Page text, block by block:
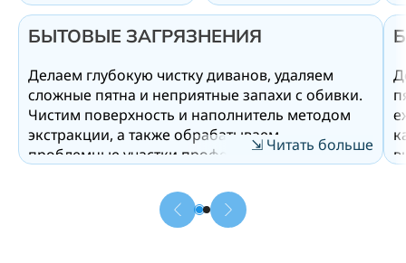
БЫТОВЫЕ ЗАГРЯЗНЕНИЯ
Делаем глубокую чистку диванов, удаляем
сложные пятна и неприятные запахи с обивки.
Чистим поверхность и наполнитель методом
экстракции, а также обрабатываем
проблемные участки профессиональными
вино), жир, косметику, а также загрязнения
после детей или домашних животных. Для
органических пятен используем энзимные
⇲ Читать больше